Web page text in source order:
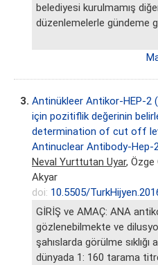
belediyesi kurulmamış
düzenlemelerle gündeme
3. Antinükleer Antikor-HEP-
için pozitiflik değerinin
determination of cut off
Antinuclear Antibody-Hep-
Neval Yurttutan Uyar, Özge
Akyar
doi: 10.5505/
GİRİŞ ve AMAÇ: ANA
gözlenebilmekte ve
şahıslarda görülme sıklığı
dünyada 1: 160 tarama